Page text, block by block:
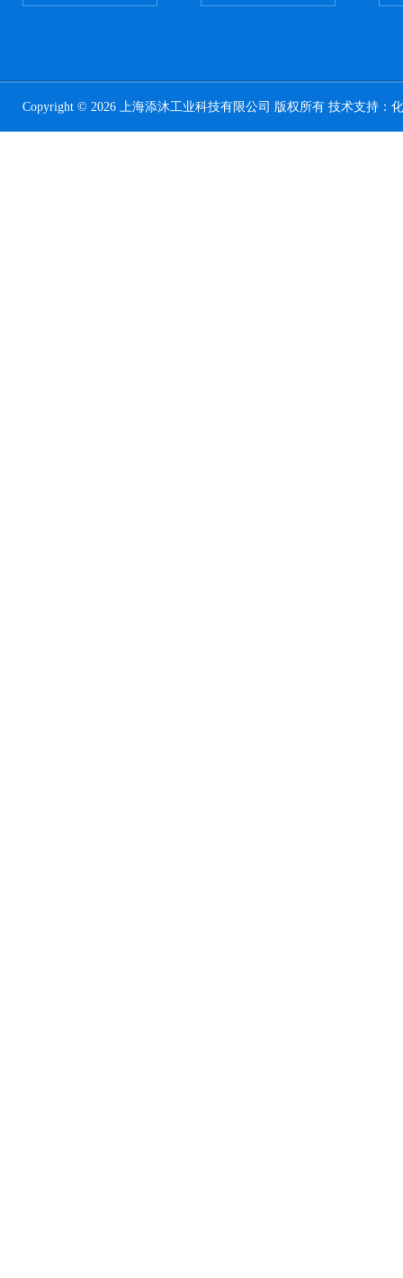
Copyright © 2026 上海添沐工业科技有限公司 版权所有 技术支持：